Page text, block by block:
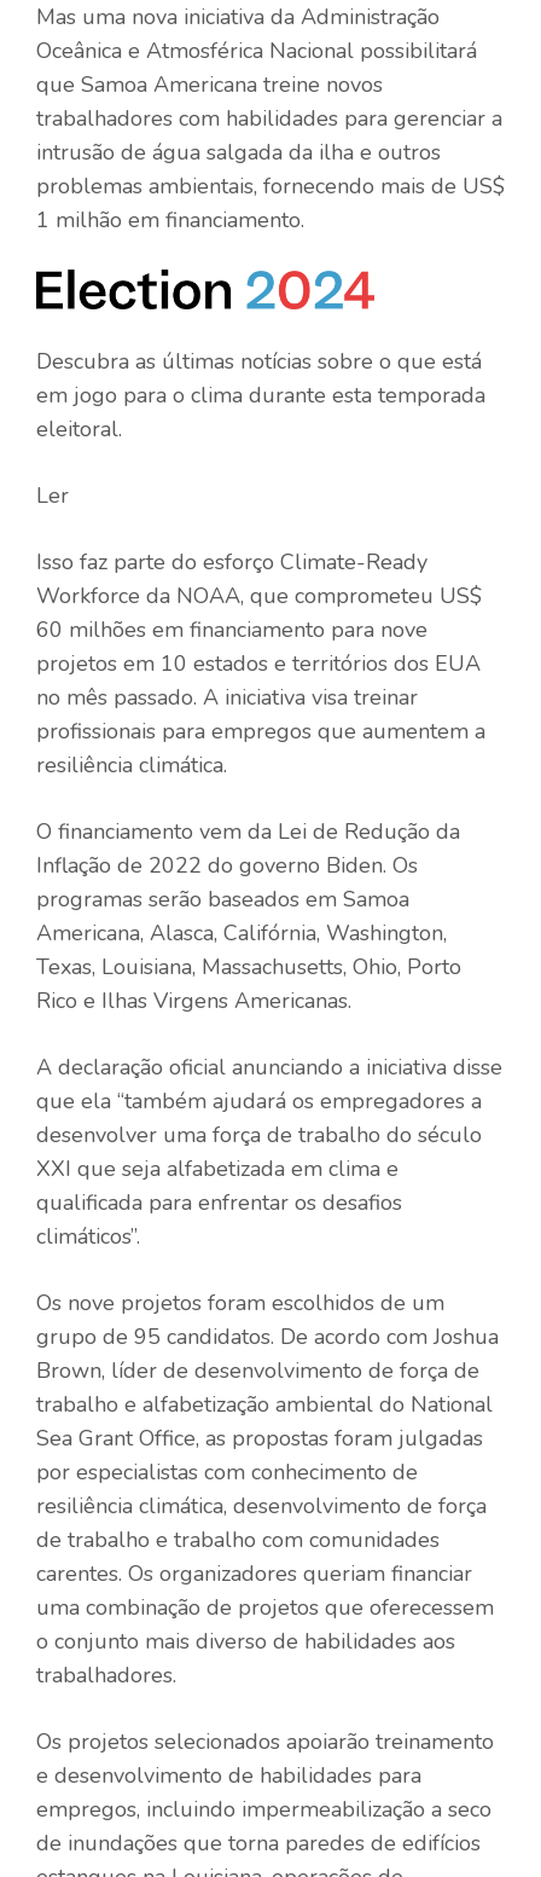
Mas uma nova iniciativa da Administração
Oceânica e Atmosférica Nacional possibilitará
que Samoa Americana treine novos
trabalhadores com habilidades para gerenciar a
intrusão de água salgada da ilha e outros
problemas ambientais, fornecendo mais de US$
1 milhão em financiamento.
Descubra as últimas notícias sobre o que está
em jogo para o clima durante esta temporada
eleitoral.
Ler
Isso faz parte do esforço Climate-Ready
Workforce da NOAA, que comprometeu US$
60 milhões em financiamento para nove
projetos em 10 estados e territórios dos EUA
no mês passado. A iniciativa visa treinar
profissionais para empregos que aumentem a
resiliência climática.
O financiamento vem da Lei de Redução da
Inflação de 2022 do governo Biden. Os
programas serão baseados em Samoa
Americana, Alasca, Califórnia, Washington,
Texas, Louisiana, Massachusetts, Ohio, Porto
Rico e Ilhas Virgens Americanas.
A declaração oficial anunciando a iniciativa disse
que ela “também ajudará os empregadores a
desenvolver uma força de trabalho do século
XXI que seja alfabetizada em clima e
qualificada para enfrentar os desafios
climáticos”.
Os nove projetos foram escolhidos de um
grupo de 95 candidatos. De acordo com Joshua
Brown, líder de desenvolvimento de força de
trabalho e alfabetização ambiental do National
Sea Grant Office, as propostas foram julgadas
por especialistas com conhecimento de
resiliência climática, desenvolvimento de força
de trabalho e trabalho com comunidades
carentes. Os organizadores queriam financiar
uma combinação de projetos que oferecessem
o conjunto mais diverso de habilidades aos
trabalhadores.
Os projetos selecionados apoiarão treinamento
e desenvolvimento de habilidades para
empregos, incluindo impermeabilização a seco
de inundações que torna paredes de edifícios